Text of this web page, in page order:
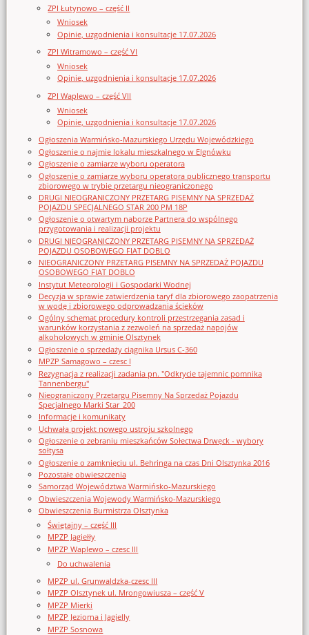
ZPI Łutynowo – część II
Wniosek
Opinie, uzgodnienia i konsultacje 17.07.2026
ZPI Witramowo – część VI
Wniosek
Opinie, uzgodnienia i konsultacje 17.07.2026
ZPI Waplewo – część VII
Wniosek
Opinie, uzgodnienia i konsultacje 17.07.2026
Ogłoszenia Warmińsko-Mazurskiego Urzędu Wojewódzkiego
Ogłoszenie o najmie lokalu mieszkalnego w Elgnówku
Ogłoszenie o zamiarze wyboru operatora
Ogłoszenie o zamiarze wyboru operatora publicznego transportu
zbiorowego w trybie przetargu nieograniczonego
DRUGI NIEOGRANICZONY PRZETARG PISEMNY NA SPRZEDAŻ
POJAZDU SPECJALNEGO STAR 200 PM 18P
Ogłoszenie o otwartym naborze Partnera do wspólnego
przygotowania i realizacji projektu
DRUGI NIEOGRANICZONY PRZETARG PISEMNY NA SPRZEDAŻ
POJAZDU OSOBOWEGO FIAT DOBLO
NIEOGRANICZONY PRZETARG PISEMNY NA SPRZEDAŻ POJAZDU
OSOBOWEGO FIAT DOBLO
Instytut Meteorologii i Gospodarki Wodnej
Decyzja w sprawie zatwierdzenia taryf dla zbiorowego zaopatrzenia
w wodę i zbiorowego odprowadzania ścieków
Ogólny schemat procedury kontroli przestrzegania zasad i
warunków korzystania z zezwoleń na sprzedaż napojów
alkoholowych w gminie Olsztynek
Ogłoszenie o sprzedaży ciągnika Ursus C-360
MPZP Samagowo – czesc I
Rezygnacja z realizacji zadania pn. "Odkrycie tajemnic pomnika
Tannenbergu"
Nieograniczony Przetargu Pisemny Na Sprzedaż Pojazdu
Specjalnego Marki Star_200
Informacje i komunikaty
Uchwała projekt nowego ustroju szkolnego
Ogłoszenie o zebraniu mieszkańców Sołectwa Drwęck - wybory
sołtysa
Ogłoszenie o zamknięciu ul. Behringa na czas Dni Olsztynka 2016
Pozostałe obwieszczenia
Samorząd Województwa Warmińsko-Mazurskiego
Obwieszczenia Wojewody Warmińsko-Mazurskiego
Obwieszczenia Burmistrza Olsztynka
Świętajny – część III
MPZP Jagiełły
MPZP Waplewo – czesc III
Do uchwalenia
MPZP ul. Grunwaldzka-czesc III
MPZP Olsztynek ul. Mrongowiusza – część V
MPZP Mierki
MPZP Jeziorna i Jagielly
MPZP Sosnowa